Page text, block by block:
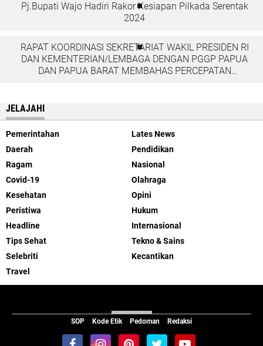
Pj.Bupati Wajo Hadiri Rakor Kesiapan Pilkada Serentak
2024
RAPAT KOORDINASI SEKRETARIAT WAKIL PRESIDEN RI
DAN KEMENTERIAN/LEMBAGA DENGAN PGGP PAPUA
DAN PAPUA BARAT MEMBAHAS PERCEPATAN
JELAJAHI
Pemerintahan
Lates News
Daerah
Pendidikan
Ragam
Nasional
Covid-19
Olahraga
Kesehatan
Opini
Peristiwa
Hukum
Headline
Internasional
Tips Sehat
Tekno & Sains
Selebriti
Kecantikan
Travel
SOP Kode Etik Pedoman Redaksi